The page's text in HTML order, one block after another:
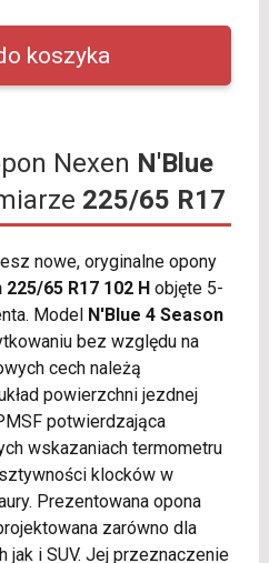
Nexen N'Blue
225/65 R17
nowe, oryginalne opony
65 R17 102 Hobjęte 5-
Model N'Blue 4 Season
bez względu na
cech należą
powierzchni jezdnej
potwierdzająca
wskazaniach termometru
klocków w
Prezentowana opona
zarówno dla
jak i SUV. Jej przeznaczenie